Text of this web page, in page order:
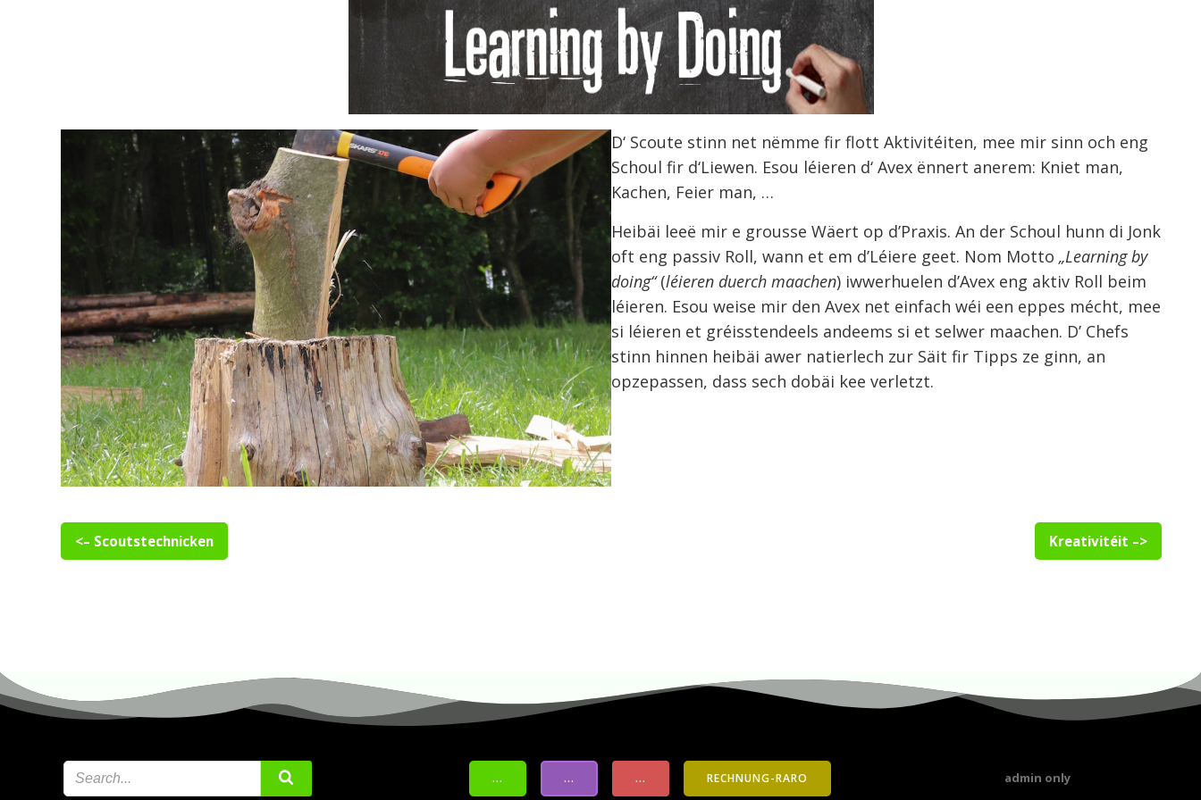
D‘ Scoute stinn net nëmme fir flott Aktivitéiten, mee mir sinn och eng
Schoul fir d‘Liewen. Esou léieren d‘ Avex ënnert anerem: Kniet man,
Kachen, Feier man, …
Heibäi leeë mir e grousse Wäert op d’Praxis. An der Schoul hunn di Jonk
oft eng passiv Roll, wann et em d’Léiere geet. Nom Motto „Learning by
doing“(léieren duerch maachen) iwwerhuelen d’Avex eng aktiv Roll beim
léieren. Esou weise mir den Avex net einfach wéi een eppes mécht, mee
si léieren et gréisstendeels andeems si et selwer maachen. D’ Chefs
stinn hinnen heibäi awer natierlech zur Säit fir Tipps ze ginn, an
opzepassen, dass sech dobäi kee verletzt.
<– Scoutstechnicken Kreativitéit –>
... ... ... RECHNUNG-RARO admin only